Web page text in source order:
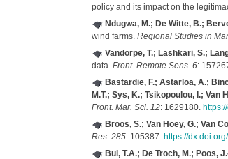
policy and its impact on the
Ndugwa, M.; De Witte, B.;
wind farms. Regional Studies in
Vandorpe, T.; Lashkari, S.;
data. Front. Remote Sens. 6:
Bastardie, F.; Astarloa, A.;
M.T.; Sys, K.; Tsikopoulou, I.; Van
Front. Mar. Sci. 12: 1629180.
Broos, S.; Van Hoey, G.; Van
Res. 285: 105387. https://
Bui, T.A.; De Troch, M.; Poos,